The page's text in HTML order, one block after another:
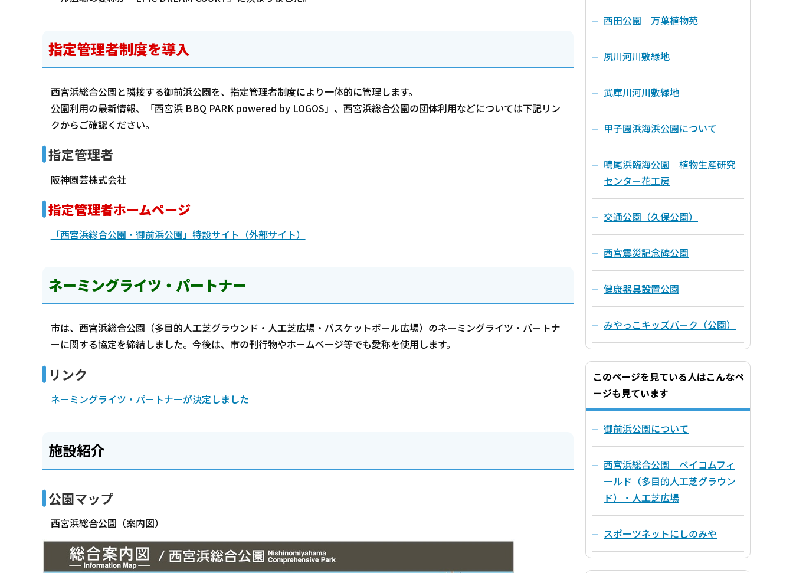
指定管理者制度を導入
西宮浜総合公園と隣接する御前浜公園を、指定管理者制度により一体的に管理します。
公園利用の最新情報、「西宮浜 BBQ PARK powered by LOGOS」、西宮浜総合公園の団体利用などについては下記リン
クからご確認ください。
指定管理者
阪神園芸株式会社
指定管理者ホームページ
「西宮浜総合公園・御前浜公園」特設サイト（外部サイト）
ネーミングライツ・パートナー
市は、西宮浜総合公園（多目的人工芝グラウンド・人工芝広場・バスケットボール広場）のネーミングライツ・パートナ
ーに関する協定を締結しました。今後は、市の刊行物やホームページ等でも愛称を使用します。
リンク
ネーミングライツ・パートナーが決定しました
施設紹介
公園マップ
西宮浜総合公園（案内図）
西田公園 万葉植物苑
夙川河川敷緑地
武庫川河川敷緑地
甲子園浜海浜公園について
鳴尾浜臨海公園 植物生産研究
センター花工房
交通公園（久保公園）
西宮震災記念碑公園
健康器具設置公園
みやっこキッズパーク（公園）
このページを見ている人はこんなペ
ージも見ています
御前浜公園について
西宮浜総合公園 ベイコムフィ
ールド（多目的人工芝グラウン
ド）・人工芝広場
スポーツネットにしのみや